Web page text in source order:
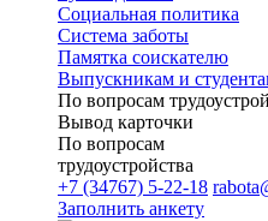
Cоциальная политика
Система заботы
Памятка соискателю
Выпускникам и
По вопросам
Вывод карточки
По вопросам
трудоустройства
+7 (34767) 5-22-18
Заполнить анкету